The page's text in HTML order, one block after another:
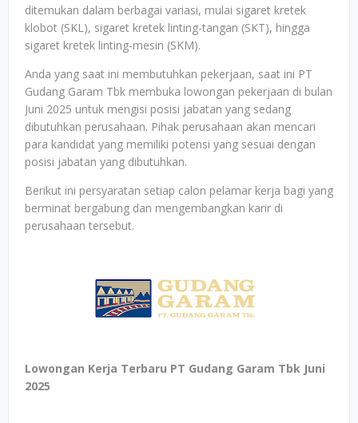
ditemukan dalam berbagai variasi, mulai sigaret kretek
klobot (SKL), sigaret kretek linting-tangan (SKT), hingga
sigaret kretek linting-mesin (SKM).
Anda yang saat ini membutuhkan pekerjaan, saat ini PT
Gudang Garam Tbk membuka lowongan pekerjaan di bulan
Juni 2025 untuk mengisi posisi jabatan yang sedang
dibutuhkan perusahaan. Pihak perusahaan akan mencari
para kandidat yang memiliki potensi yang sesuai dengan
posisi jabatan yang dibutuhkan.
Berikut ini persyaratan setiap calon pelamar kerja bagi yang
berminat bergabung dan mengembangkan karir di
perusahaan tersebut.
Lowongan Kerja Terbaru PT Gudang Garam Tbk Juni
2025